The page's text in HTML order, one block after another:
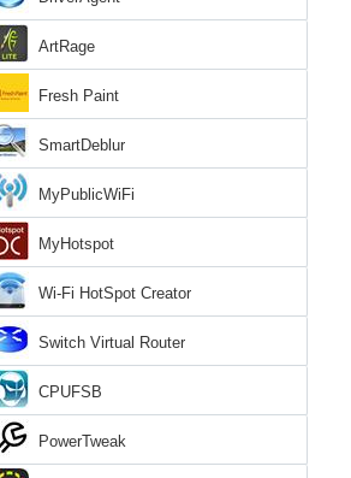
ArtRage
Fresh Paint
SmartDeblur
MyPublicWiFi
MyHotspot
Wi-Fi HotSpot Creator
Switch Virtual Router
CPUFSB
PowerTweak